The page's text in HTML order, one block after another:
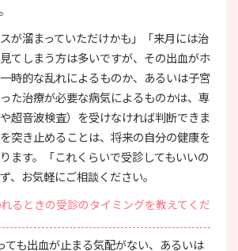
が溜まっていただけかも」「来月には治
てしまう方は多いですが、その出血がホ
時的な乱れによるものか、あるいは子宮
た治療が必要な病気によるものかは、専
超音波検査）を受けなければ判断できま
突き止めることは、将来の自分の健康を
ます。「これくらいで受診してもいいの
、お気軽にご相談ください。
るときの受診のタイミングを教えてくだ
ても出血が止まる気配がない、あるいは